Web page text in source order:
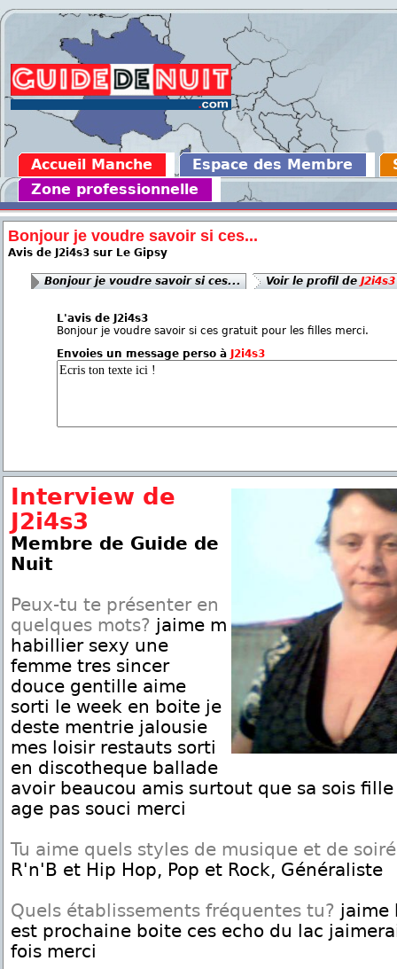
Accueil Manche Espace des Membre
Zone professionnelle
Bonjour je voudre savoir si ces...
Avis de J2i4s3 sur Le Gipsy
Bonjour je voudre savoir si ces... Voir le profil de J2i4s3
L'avis de J2i4s3
Bonjour je voudre savoir si ces gratuit pour les filles merci.
Envoies un message perso à
J2i4s3
Interview de
J2i4s3
Membre de Guide de
Nuit
Peux-tu te présenter en
quelques mots? jaime m
habillier sexy une
femme tres sincer
douce gentille aime
sorti le week en boite je
deste mentrie jalousie
mes loisir restauts sorti
en discotheque ballade
avoir beaucou amis surtout que sa sois
age pas souci merci
Tu aime quels styles de musique et de
R'n'B et Hip Hop, Pop et Rock, Généraliste
Quels établissements fréquentes tu? jaime
est prochaine boite ces echo du lac
fois merci